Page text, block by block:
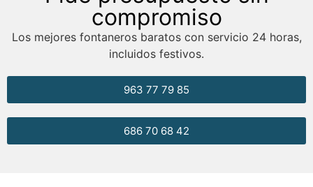
compromiso
Los mejores fontaneros baratos con servicio 24 horas,
incluidos festivos.
686 70 68 42
963 77 79 85